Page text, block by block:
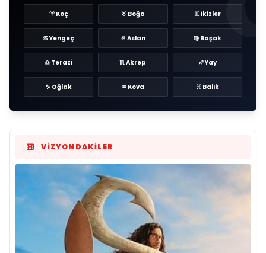
♈ Koç ♉ Boğa ♊ İkizler
♋ Yengeç ♌ Aslan ♍ Başak
♎ Terazi ♏ Akrep ♐ Yay
♑ Oğlak ♒ Kova ♓ Balık
VIZYONDAKILER